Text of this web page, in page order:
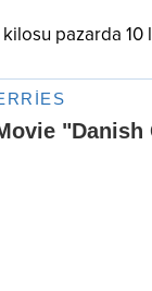
pazarda